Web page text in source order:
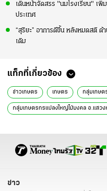
เดินหน้าจัดสรร "นมโรงเรียน" เพิ่
ประเทศ
“สุริยะ” อาการดีขึ้น หลังหมดสติ
เดิม
แท็กที่เกี่ยวข้อง
ข่าวเกษตร เกษตร กลุ่มเกษต
กลุ่มเกษตรกรแปลงใหญ่ไม้มงคล อ.แสวง
ชีวภัณฑ์
ข่าว